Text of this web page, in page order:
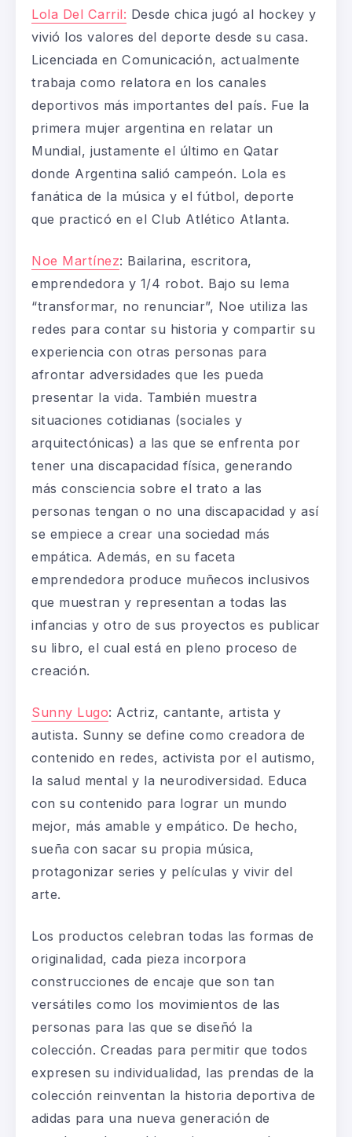
Lola Del Carril: Desde chica jugó al hockey y
vivió los valores del deporte desde su casa.
Licenciada en Comunicación, actualmente
trabaja como relatora en los canales
deportivos más importantes del país. Fue la
primera mujer argentina en relatar un
Mundial, justamente el último en Qatar
donde Argentina salió campeón. Lola es
fanática de la música y el fútbol, deporte
que practicó en el Club Atlético Atlanta.
Noe Martínez: Bailarina, escritora,
emprendedora y 1/4 robot. Bajo su lema
“transformar, no renunciar”, Noe utiliza las
redes para contar su historia y compartir su
experiencia con otras personas para
afrontar adversidades que les pueda
presentar la vida. También muestra
situaciones cotidianas (sociales y
arquitectónicas) a las que se enfrenta por
tener una discapacidad física, generando
más consciencia sobre el trato a las
personas tengan o no una discapacidad y así
se empiece a crear una sociedad más
empática. Además, en su faceta
emprendedora produce muñecos inclusivos
que muestran y representan a todas las
infancias y otro de sus proyectos es publicar
su libro, el cual está en pleno proceso de
creación.
Sunny Lugo: Actriz, cantante, artista y
autista. Sunny se define como creadora de
contenido en redes, activista por el autismo,
la salud mental y la neurodiversidad. Educa
con su contenido para lograr un mundo
mejor, más amable y empático. De hecho,
sueña con sacar su propia música,
protagonizar series y películas y vivir del
arte.
Los productos celebran todas las formas de
originalidad, cada pieza incorpora
construcciones de encaje que son tan
versátiles como los movimientos de las
personas para las que se diseñó la
colección. Creadas para permitir que todos
expresen su individualidad, las prendas de la
colección reinventan la historia deportiva de
adidas para una nueva generación de